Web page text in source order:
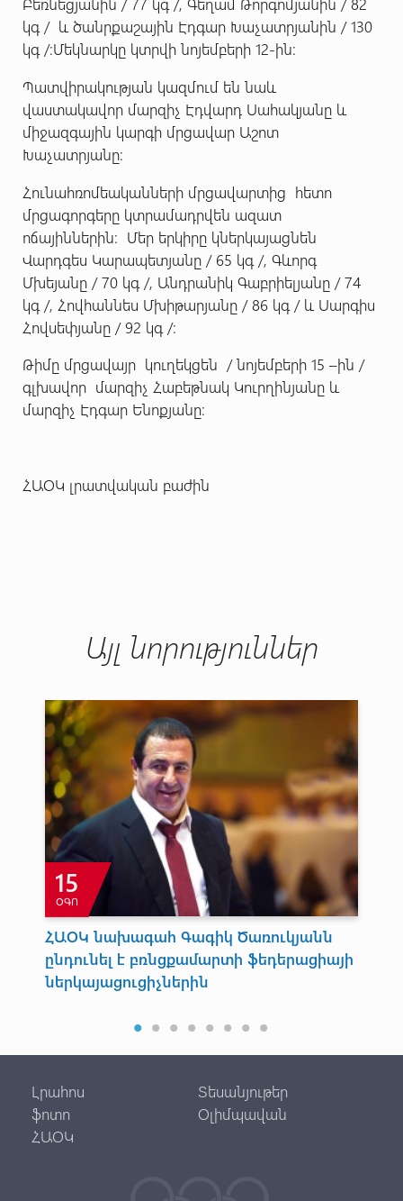
կգ / և ծանրքաշային Էդգար Խաչատրյանին / 130
կգ /:Մեկնարկը կտրվի նոյեմբերի 12-ին:
Պատվիրակության կազմում են նաև
վաստակավոր մարզիչ Էդվարդ Սահակյանը և
միջազգային կարգի մրցավար Աշոտ
Խաչատրյանը:
Հունահռոմեականների մրցավարտից հետո
մրցագորգերը կտրամադրվեն ազատ
ոճայիններին: Մեր երկիրը կներկայացնեն
Վարդգես Կարապետյանը / 65 կգ /, Գևորգ
Մխեյանը / 70 կգ /, Անդրանիկ Գաբրիելյանը / 74
կգ /, Հովհաննես Մխիթարյանը / 86 կգ / և Սարգիս
Հովսեփյանը / 92 կգ /:
Թիմը մրցավայր կուղեկցեն / նոյեմբերի 15 –ին /
գլխավոր մարզիչ Հաբեթնակ Կուրղինյանը և
մարզիչ Էդգար Ենոքյանը:
ՀԱՕԿ լրատվական բաժին
Այլ նորություններ
15
ՕԳՈ
ՀԱՕԿ նախագահ Գագիկ Ծառուկյանն
ընդունել է բռնցքամարտի ֆեդերացիայի
ներկայացուցիչներին
Լրահոս
Տեսանյութեր
ֆոտո
Օլիմպավան
ՀԱՕԿ